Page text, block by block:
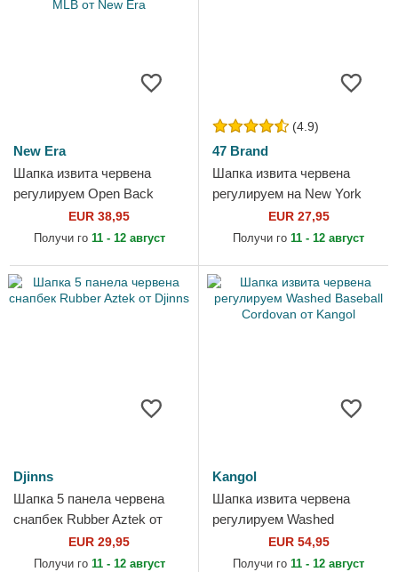
New Era
Шапка извита червена
регулируем Open Back
Flawless на New York
Yankees MLB от New Era
EUR 38,95
Получи го 11 - 12 август
(4.9)
47 Brand
Шапка извита червена
регулируем на New York
Yankees MLB от 47 Brand
EUR 27,95
Получи го 11 - 12 август
Djinns
Шапка 5 панела червена
снапбек Rubber Aztek от
EUR 29,95
Получи го 11 - 12 август
Kangol
Шапка извита червена
регулируем Washed
Baseball Cordovan от Kangol
EUR 54,95
Получи го 11 - 12 август